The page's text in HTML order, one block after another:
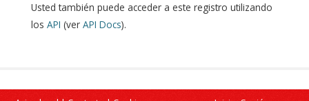
Usted también puede acceder a este registro utilizando
los API (ver API Docs).